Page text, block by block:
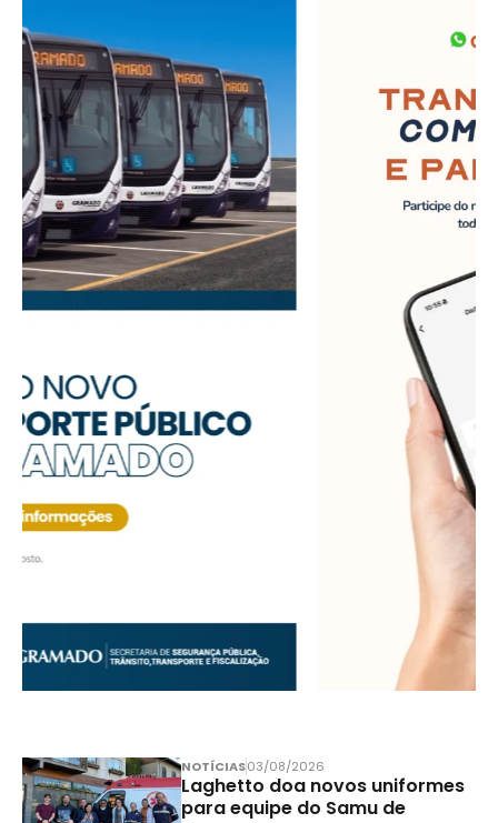
NOTÍCIAS03/08/2026
Laghetto doa novos uniformes
para equipe do Samu de